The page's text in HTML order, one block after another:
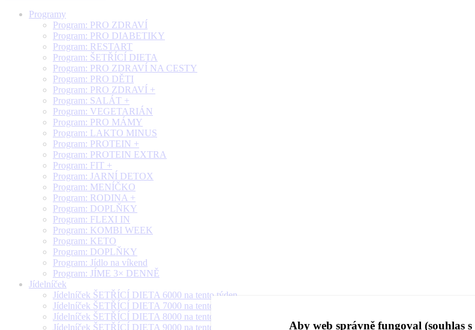
Aby web správně fungoval (souhlas s
Programy
Program: PRO ZDRAVÍ
Program: PRO DIABETIKY
Program: RESTART
Program: ŠETŘÍCÍ DIETA
Program: PRO ZDRAVÍ NA CESTY
Program: PRO DĚTI
Program: PRO ZDRAVÍ +
Program: SALÁT +
Program: VEGETARIÁN
Program: PRO MÁMY
Program: LAKTO MINUS
Program: PROTEIN +
Program: PROTEIN EXTRA
Program: FIT +
Program: JARNÍ DETOX
Program: MENÍČKO
Program: RODINA +
Program: DOPLŇKY
Program: FLEXI IN
Program: KOMBI WEEK
Program: KETO
Program: DOPLŇKY
Program: Jídlo na víkend
Program: JÍME 3× DENNĚ
Jídelníček
Jídelníček ŠETŘÍCÍ DIETA 6000 na tento týden
Jídelníček ŠETŘÍCÍ DIETA 7000 na tento týden
Jídelníček ŠETŘÍCÍ DIETA 8000 na tento týden
Jídelníček ŠETŘÍCÍ DIETA 9000 na tento týden